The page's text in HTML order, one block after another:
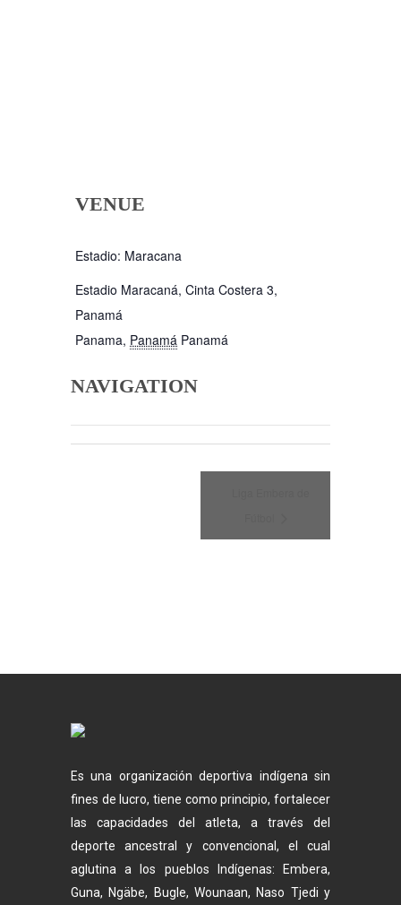
VENUE
Estadio: Maracana
Estadio Maracaná, Cinta Costera 3,
Panamá
Panama, Panamá Panamá
NAVIGATION
Es una organización deportiva indígena sin
fines de lucro, tiene como principio, fortalecer
las capacidades del atleta, a través del
deporte ancestral y convencional, el cual
aglutina a los pueblos Indígenas: Embera,
Guna, Ngäbe, Bugle, Wounaan, Naso Tjedi y